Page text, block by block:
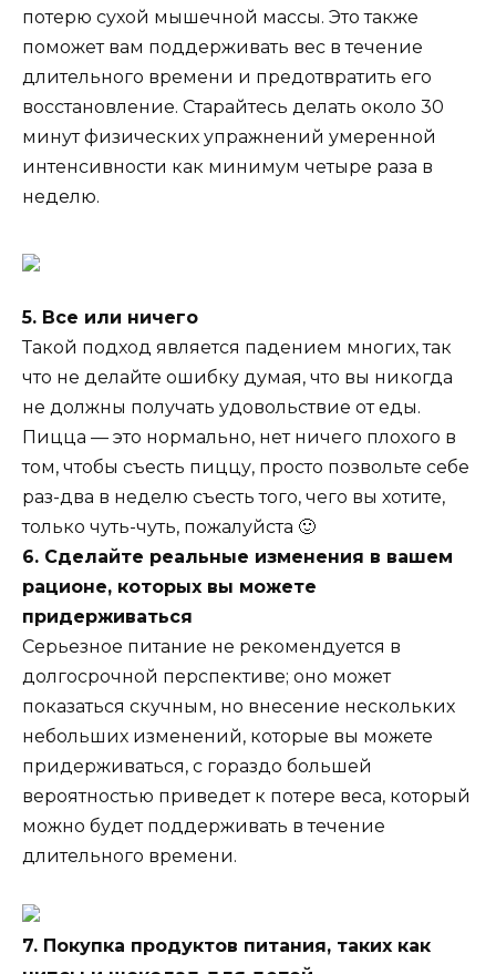
потерю сухой мышечной массы. Это также
поможет вам поддерживать вес в течение
длительного времени и предотвратить его
восстановление. Старайтесь делать около 30
минут физических упражнений умеренной
интенсивности как минимум четыре раза в
неделю.
5. Все или ничего
Такой подход является падением многих, так
что не делайте ошибку думая, что вы никогда
не должны получать удовольствие от еды.
Пицца — это нормально, нет ничего плохого в
том, чтобы съесть пиццу, просто позвольте себе
раз-два в неделю съесть того, чего вы хотите,
только чуть-чуть, пожалуйста 🙂
6. Сделайте реальные изменения в вашем
рационе, которых вы можете
придерживаться
Серьезное питание не рекомендуется в
долгосрочной перспективе; оно может
показаться скучным, но внесение нескольких
небольших изменений, которые вы можете
придерживаться, с гораздо большей
вероятностью приведет к потере веса, который
можно будет поддерживать в течение
длительного времени.
7. Покупка продуктов питания, таких как